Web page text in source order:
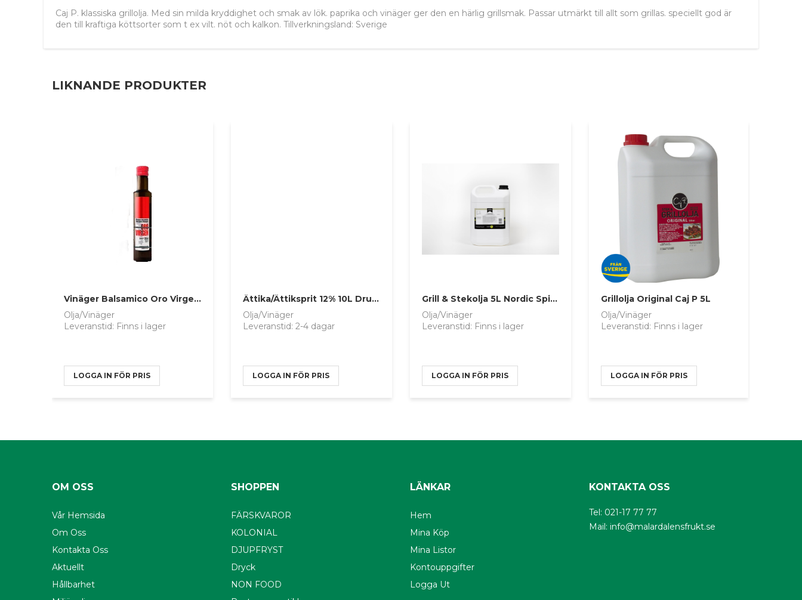
Caj P. klassiska grillolja. Med sin milda kryddighet och smak av lök. paprika och vinäger ger den en härlig grillsmak. Passar utmärkt till allt som grillas. speciellt god är
den till kraftiga köttsorter som t ex vilt. nöt och kalkon. Tillverkningsland: Sverige
LIKNANDE PRODUKTER
Vinäger Balsamico Oro Virgen 250ml
Olja/Vinäger
Leveranstid: Finns i lager
LOGGA IN FÖR PRIS
Ättika/Ättiksprit 12% 10L Druvan
Olja/Vinäger
Leveranstid: 2-4 dagar
LOGGA IN FÖR PRIS
Grill & Stekolja 5L Nordic Spice
Olja/Vinäger
Leveranstid: Finns i lager
LOGGA IN FÖR PRIS
Grillolja Original Caj P 5L
Olja/Vinäger
Leveranstid: Finns i lager
LOGGA IN FÖR PRIS
OM OSS
Vår Hemsida
Om Oss
Kontakta Oss
Aktuellt
Hållbarhet
SHOPPEN
FÄRSKVAROR
KOLONIAL
DJUPFRYST
Dryck
NON FOOD
LÄNKAR
Hem
Mina Köp
Mina Listor
Kontouppgifter
Logga Ut
KONTAKTA OSS
Tel: 021-17 77 77
Mail: info@malardalensfrukt.se